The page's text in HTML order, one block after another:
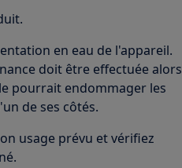
en eau de l'appareil.
doit être effectuée alors
pourrait endommager les
de ses côtés.
usage prévu et vérifiez